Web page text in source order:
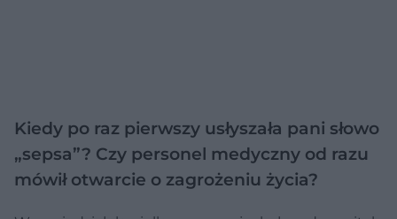
Kiedy po raz pierwszy usłyszała pani słowo
„sepsa”? Czy personel medyczny od razu
mówił otwarcie o zagrożeniu życia?